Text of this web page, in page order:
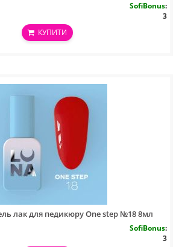
SofiBonus:
3
КУПИТИ
лак для педикюру One step №18 8мл
SofiBonus:
3